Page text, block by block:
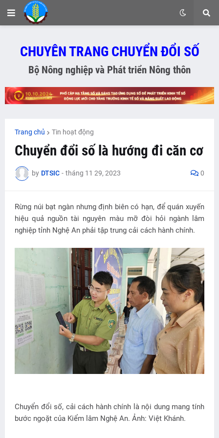
CHUYÊN TRANG CHUYỂN ĐỔI SỐ
Bộ Nông nghiệp và Phát triển Nông thôn
Trang chủ Tin hoạt động
Chuyển đổi số là hướng đi căn cơ
by DTSIC - tháng 11 29, 2023 0
Rừng núi bạt ngàn nhưng định biên có hạn, để quán xuyến
hiệu quả nguồn tài nguyên màu mỡ đòi hỏi ngành lâm
nghiệp tỉnh Nghệ An phải tập trung cải cách hành chính.
Chuyển đổi số, cải cách hành chính là nội dung mang tính
bước ngoặt của Kiểm lâm Nghệ An. Ảnh: Việt Khánh.